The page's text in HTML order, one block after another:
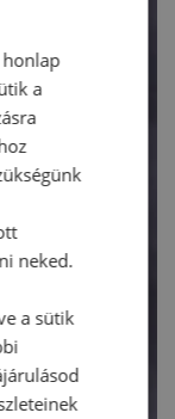
honlap
a
neked.
a sütik